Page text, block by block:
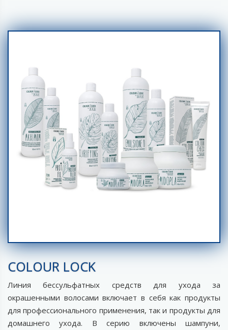
COLOUR LOCK
Линия бессульфатных средств для ухода за
окрашенными волосами включает в себя как продукты
для профессионального применения, так и продукты для
домашнего ухода. В серию включены шампуни,